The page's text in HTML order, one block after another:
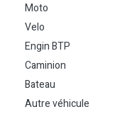
Moto
Velo
Engin BTP
Caminion
Bateau
Autre véhicule